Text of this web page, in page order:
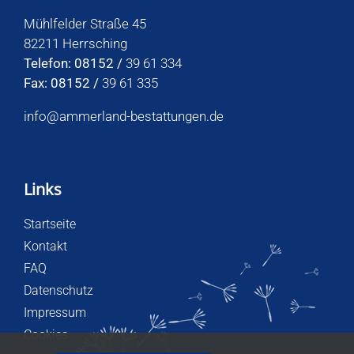
Mühlfelder Straße 45
82211 Herrsching
Telefon: 08152 / 39 61 334
Fax: 08152 / 39 61 335
info@ammerland-bestattungen.de
Links
Startseite
Kontakt
FAQ
Datenschutz
Impressum
Cookies